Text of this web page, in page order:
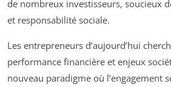
de nombreux investisseurs, soucieux
et responsabilité sociale.
Les entrepreneurs d’aujourd’hui
performance financière et enjeux
nouveau paradigme où l’engagement